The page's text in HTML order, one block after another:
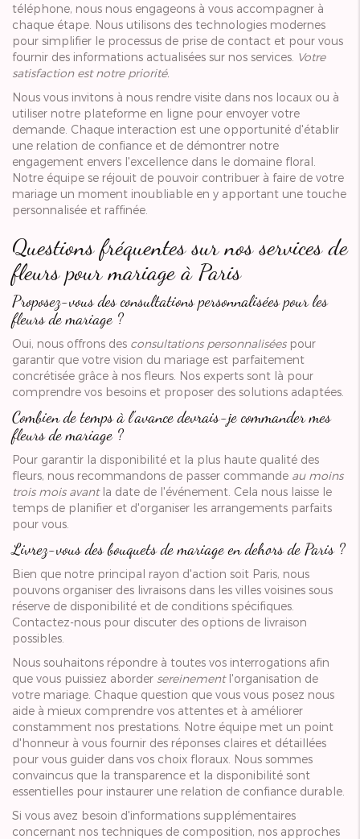
téléphone, nous nous engageons à vous accompagner à
chaque étape. Nous utilisons des technologies modernes
pour simplifier le processus de prise de contact et pour vous
fournir des informations actualisées sur nos services. Votre
satisfaction est notre priorité.
Nous vous invitons à nous rendre visite dans nos locaux ou à
utiliser notre plateforme en ligne pour envoyer votre
demande. Chaque interaction est une opportunité d'établir
une relation de confiance et de démontrer notre
engagement envers l'excellence dans le domaine floral.
Notre équipe se réjouit de pouvoir contribuer à faire de votre
mariage un moment inoubliable en y apportant une touche
personnalisée et raffinée.
Questions fréquentes sur nos services de
fleurs pour mariage à Paris
Proposez-vous des consultations personnalisées pour les
fleurs de mariage ?
Oui, nous offrons des consultations personnaliséespour
garantir que votre vision du mariage est parfaitement
concrétisée grâce à nos fleurs. Nos experts sont là pour
comprendre vos besoins et proposer des solutions adaptées.
Combien de temps à l'avance devrais-je commander mes
fleurs de mariage ?
Pour garantir la disponibilité et la plus haute qualité des
fleurs, nous recommandons de passer commande au moins
trois mois avantla date de l'événement. Cela nous laisse le
temps de planifier et d'organiser les arrangements parfaits
pour vous.
Livrez-vous des bouquets de mariage en dehors de Paris ?
Bien que notre principal rayon d'action soit Paris, nous
pouvons organiser des livraisons dans les villes voisines sous
réserve de disponibilité et de conditions spécifiques.
Contactez-nous pour discuter des options de livraison
possibles.
Nous souhaitons répondre à toutes vos interrogations afin
que vous puissiez aborder sereinementl'organisation de
votre mariage. Chaque question que vous vous posez nous
aide à mieux comprendre vos attentes et à améliorer
constamment nos prestations. Notre équipe met un point
d'honneur à vous fournir des réponses claires et détaillées
pour vous guider dans vos choix floraux. Nous sommes
convaincus que la transparence et la disponibilité sont
essentielles pour instaurer une relation de confiance durable.
Si vous avez besoin d'informations supplémentaires
concernant nos techniques de composition, nos approches